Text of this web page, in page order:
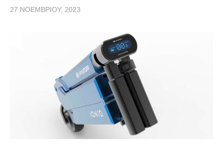
27 ΝΟΕΜΒΡΊΟΥ, 2023